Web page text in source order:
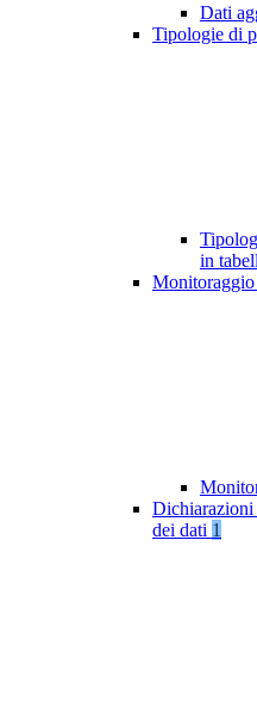
Dati
Tipologie di
in
Dichiarazioni
dei dati 1